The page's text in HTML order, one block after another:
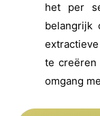
het per
te creëren
omgang